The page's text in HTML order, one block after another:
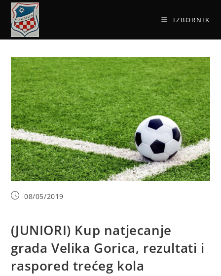
IZBORNIK
08/05/2019
(JUNIORI) Kup natjecanje
grada Velika Gorica, rezultati i
raspored trećeg kola